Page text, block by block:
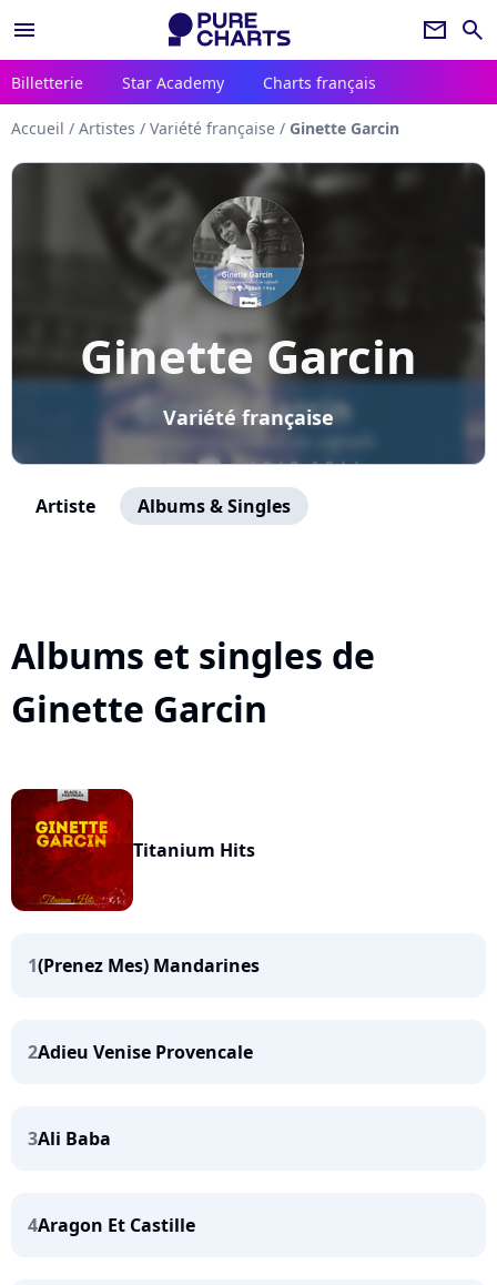
menu newsletter search
Billetterie Star Academy Charts français
Accueil / Artistes / Variété française / Ginette Garcin
Ginette Garcin
Variété française
Artiste Albums & Singles
Albums et singles de
Ginette Garcin
Titanium Hits
1(Prenez Mes) Mandarines
2Adieu Venise Provencale
3Ali Baba
4Aragon Et Castille